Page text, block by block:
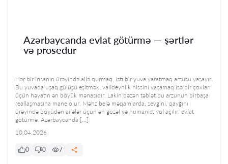
Azərbaycanda evlat götürmə — şərtlər
və prosedur
Hər bir insanın ürəyində ailə qurmaq, isti bir yuva yaratmaq arzusu yaşayır.
Bu yuvada uşaq gülüşü eşitmək, valideynlik hissini yaşamaq isə bir çoxları
üçün həyatın ən böyük mənasıdır. Lakin bəzən təbiət bu arzunun birbaşa
reallaşmasına mane olur. Məhz belə məqamlarda, sevgini, qayğını
ürəyində böyüdən ailələr üçün ən gözəl və humanist yol açılır: evlat
götürmə. Azərbaycanda […]
10.04.2026
0 0 7